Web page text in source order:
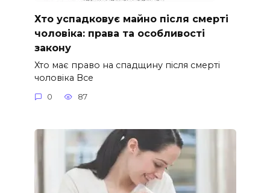
Хто успадковує майно після смерті
чоловіка: права та особливості
закону
Хто має право на спадщину після смерті
чоловіка Все
0 87